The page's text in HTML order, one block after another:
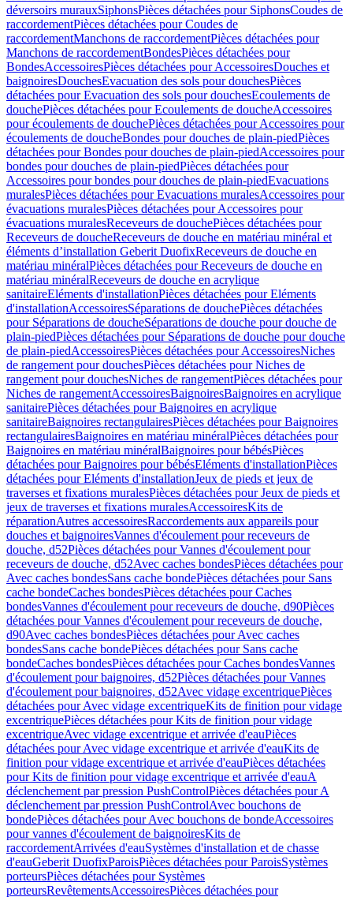
déversoirs murauxSiphonsPièces détachées pour SiphonsCoudes de
raccordementPièces détachées pour Coudes de
raccordementManchons de raccordementPièces détachées pour
Manchons de raccordementBondesPièces détachées pour
BondesAccessoiresPièces détachées pour AccessoiresDouches et
baignoiresDouchesEvacuation des sols pour douchesPièces
détachées pour Evacuation des sols pour douchesEcoulements de
douchePièces détachées pour Ecoulements de doucheAccessoires
pour écoulements de douchePièces détachées pour Accessoires pour
écoulements de doucheBondes pour douches de plain-piedPièces
détachées pour Bondes pour douches de plain-piedAccessoires pour
bondes pour douches de plain-piedPièces détachées pour
Accessoires pour bondes pour douches de plain-piedEvacuations
muralesPièces détachées pour Evacuations muralesAccessoires pour
évacuations muralesPièces détachées pour Accessoires pour
évacuations muralesReceveurs de douchePièces détachées pour
Receveurs de doucheReceveurs de douche en matériau minéral et
éléments d’installation Geberit DuofixReceveurs de douche en
matériau minéralPièces détachées pour Receveurs de douche en
matériau minéralReceveurs de douche en acrylique
sanitaireEléments d'installationPièces détachées pour Eléments
d'installationAccessoiresSéparations de douchePièces détachées
pour Séparations de doucheSéparations de douche pour douche de
plain-piedPièces détachées pour Séparations de douche pour douche
de plain-piedAccessoiresPièces détachées pour AccessoiresNiches
de rangement pour douchesPièces détachées pour Niches de
rangement pour douchesNiches de rangementPièces détachées pour
Niches de rangementAccessoiresBaignoiresBaignoires en acrylique
sanitairePièces détachées pour Baignoires en acrylique
sanitaireBaignoires rectangulairesPièces détachées pour Baignoires
rectangulairesBaignoires en matériau minéralPièces détachées pour
Baignoires en matériau minéralBaignoires pour bébésPièces
détachées pour Baignoires pour bébésEléments d'installationPièces
détachées pour Eléments d'installationJeux de pieds et jeux de
traverses et fixations muralesPièces détachées pour Jeux de pieds et
jeux de traverses et fixations muralesAccessoiresKits de
réparationAutres accessoiresRaccordements aux appareils pour
douches et baignoiresVannes d'écoulement pour receveurs de
douche, d52Pièces détachées pour Vannes d'écoulement pour
receveurs de douche, d52Avec caches bondesPièces détachées pour
Avec caches bondesSans cache bondePièces détachées pour Sans
cache bondeCaches bondesPièces détachées pour Caches
bondesVannes d'écoulement pour receveurs de douche, d90Pièces
détachées pour Vannes d'écoulement pour receveurs de douche,
d90Avec caches bondesPièces détachées pour Avec caches
bondesSans cache bondePièces détachées pour Sans cache
bondeCaches bondesPièces détachées pour Caches bondesVannes
d'écoulement pour baignoires, d52Pièces détachées pour Vannes
d'écoulement pour baignoires, d52Avec vidage excentriquePièces
détachées pour Avec vidage excentriqueKits de finition pour vidage
excentriquePièces détachées pour Kits de finition pour vidage
excentriqueAvec vidage excentrique et arrivée d'eauPièces
détachées pour Avec vidage excentrique et arrivée d'eauKits de
finition pour vidage excentrique et arrivée d'eauPièces détachées
pour Kits de finition pour vidage excentrique et arrivée d'eauA
déclenchement par pression PushControlPièces détachées pour A
déclenchement par pression PushControlAvec bouchons de
bondePièces détachées pour Avec bouchons de bondeAccessoires
pour vannes d'écoulement de baignoiresKits de
raccordementArrivées d'eauSystèmes d'installation et de chasse
d'eauGeberit DuofixParoisPièces détachées pour ParoisSystèmes
porteursPièces détachées pour Systèmes
porteursRevêtementsAccessoiresPièces détachées pour